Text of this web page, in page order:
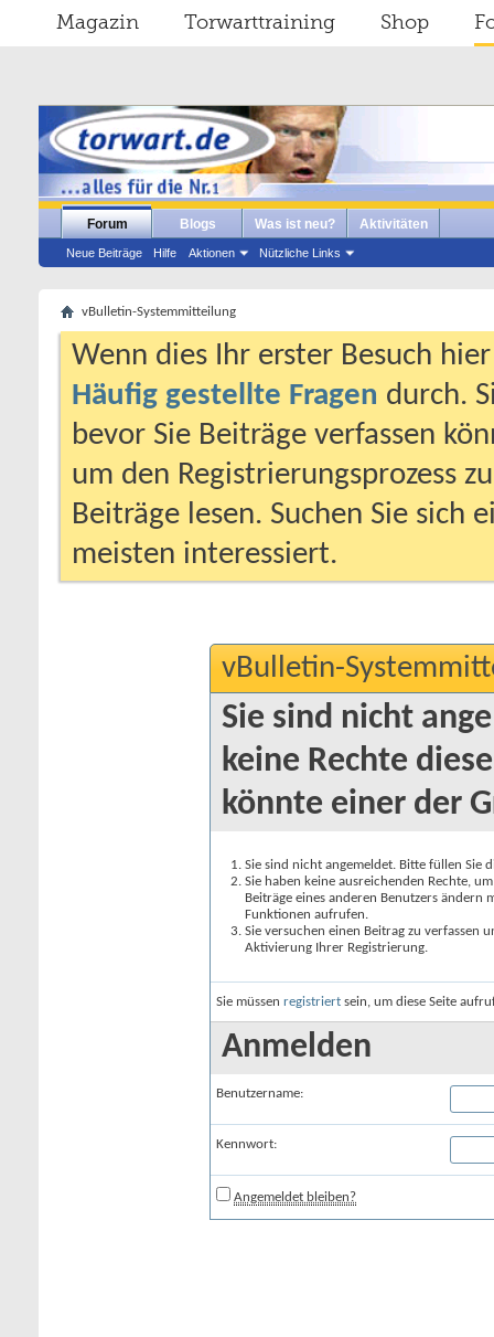
Magazin Torwarttraining Shop
Forum
Neue Beiträge Hilfe Aktionen Nützliche Links
Blogs Was ist neu? Aktivitäten
vBulletin-Systemmitteilung
Wenn dies Ihr erster Besuch
Häufig gestellte Fragen durch.
bevor Sie Beiträge verfassen
um den Registrierungsprozess
Beiträge lesen. Suchen Sie sich
meisten interessiert.
vBulletin-
Sie sind nicht
keine Rechte
könnte einer der
Sie sind nicht angemeldet. Bitte füllen Sie
Sie haben keine ausreichenden Rechte,
Beiträge eines anderen Benutzers
Funktionen aufrufen.
Sie versuchen einen Beitrag zu verfassen
Aktivierung Ihrer Registrierung.
Sie müssen registriert sein, um diese Seite
Anmelden
Benutzername:
Kennwort:
Angemeldet bleiben?